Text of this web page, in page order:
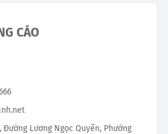
CÁO
Đường Lương Ngọc Quyến, Phường